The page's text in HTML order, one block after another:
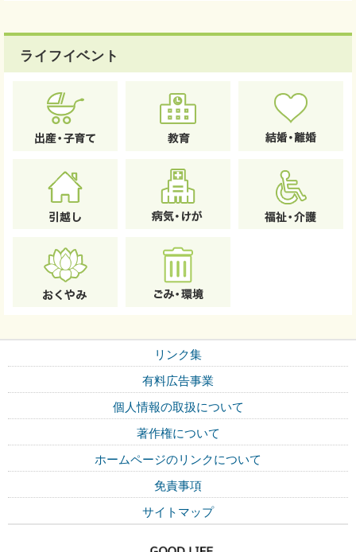
ライフイベント
リンク集
有料広告事業
個人情報の取扱について
著作権について
ホームページのリンクについて
免責事項
サイトマップ